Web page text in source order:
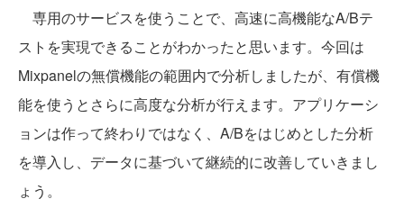
専用のサービスを使うことで、高速に高機能なA/Bテ
ストを実現できることがわかったと思います。今回は
Mixpanelの無償機能の範囲内で分析しましたが、有償機
能を使うとさらに高度な分析が行えます。アプリケーシ
ョンは作って終わりではなく、A/Bをはじめとした分析
を導入し、データに基づいて継続的に改善していきまし
ょう。